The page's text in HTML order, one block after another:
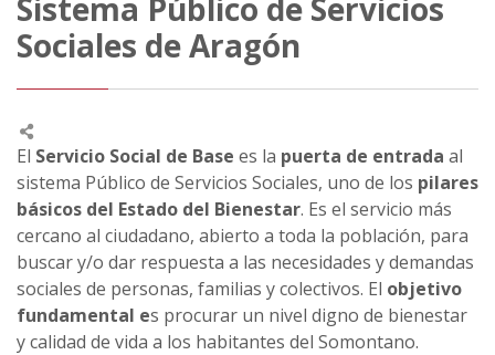
Sistema Público de Servicios
Sociales de Aragón
El Servicio Social de Base es la puerta de entrada al
sistema Público de Servicios Sociales, uno de los pilares
básicos del Estado del Bienestar. Es el servicio más
cercano al ciudadano, abierto a toda la población, para
buscar y/o dar respuesta a las necesidades y demandas
sociales de personas, familias y colectivos. El objetivo
fundamental es procurar un nivel digno de bienestar
y calidad de vida a los habitantes del Somontano.